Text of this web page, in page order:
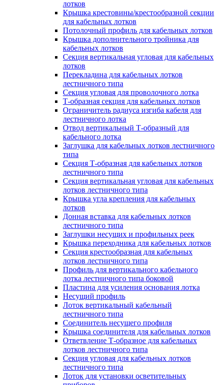
лотков
Крышка крестовины/крестообразной секции
для кабельных лотков
Потолочный профиль для кабельных лотков
Крышка дополнительного тройника для
кабельных лотков
Секция вертикальная угловая для кабельных
лотков
Перекладина для кабельных лотков
лестничного типа
Секция угловая для проволочного лотка
Т-образная секция для кабельных лотков
Ограничитель радиуса изгиба кабеля для
лестничного лотка
Отвод вертикальный Т-образный для
кабельного лотка
Заглушка для кабельных лотков лестничного
типа
Секция Т-образная для кабельных лотков
лестничного типа
Секция вертикальная угловая для кабельных
лотков лестничного типа
Крышка угла крепления для кабельных
лотков
Донная вставка для кабельных лотков
лестничного типа
Заглушки несущих и профильных реек
Крышка переходника для кабельных лотков
Секция крестообразная для кабельных
лотков лестничного типа
Профиль для вертикального кабельного
лотка лестничного типа боковой
Пластина для усиления основания лотка
Несущий профиль
Лоток вертикальный кабельный
лестничного типа
Соединитель несущего профиля
Крышка соединителя для кабельных лотков
Ответвление Т-образное для кабельных
лотков лестничного типа
Секция угловая для кабельных лотков
лестничного типа
Лоток для установки осветительных